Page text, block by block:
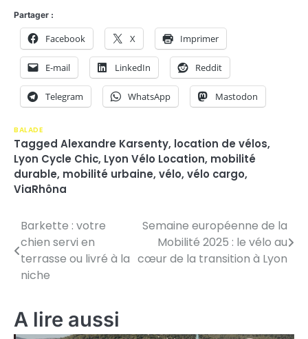
Partager :
Facebook X Imprimer
E-mail LinkedIn Reddit
Telegram WhatsApp Mastodon
BALADE
Tagged Alexandre Karsenty, location de vélos,
Lyon Cycle Chic, Lyon Vélo Location, mobilité
durable, mobilité urbaine, vélo, vélo cargo,
ViaRhôna
N
a
v
g
Barkette : votre
chien servi en
terrasse ou livré à la
niche
Semaine européenne de la
Mobilité 2025 : le vélo au
cœur de la transition à Lyon
A lire aussi